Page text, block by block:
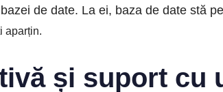
de date. La ei, baza de date stă
aparțin.
și suport cu